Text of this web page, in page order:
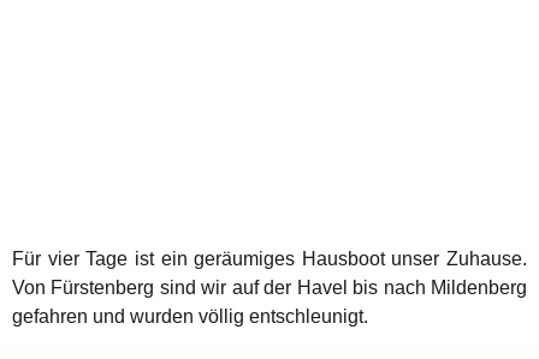
Für vier Tage ist ein geräumiges Hausboot unser Zuhause.
Von Fürstenberg sind wir auf der Havel bis nach Mildenberg
gefahren und wurden völlig entschleunigt.